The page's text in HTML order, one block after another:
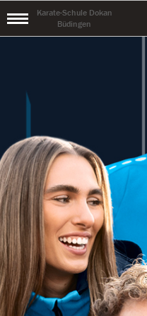
Karate-Schule Dokan
Büdingen